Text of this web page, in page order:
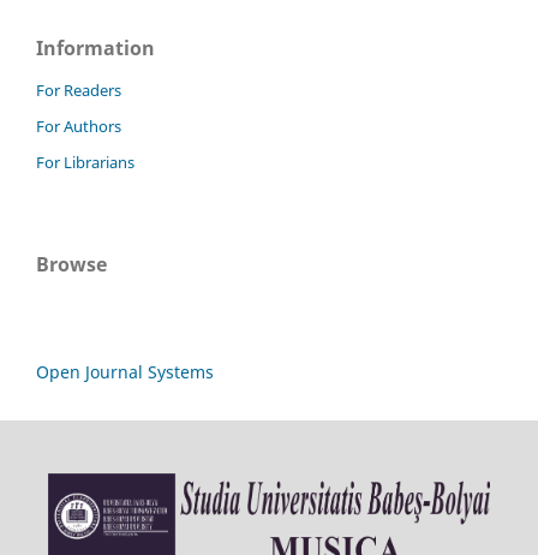
Information
For Readers
For Authors
For Librarians
Browse
Open Journal Systems